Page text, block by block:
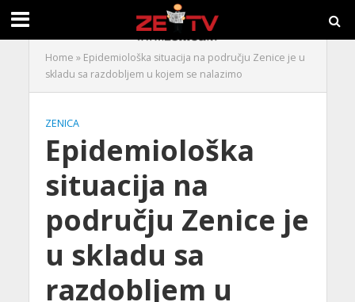
Home » Epidemiološka situacija na području Zenice je u
skladu sa razdobljem u kojem se nalazimo
ZENICA
Epidemiološka
situacija na
području Zenice je
u skladu sa
razdobljem u